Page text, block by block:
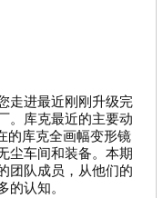
走进最近刚刚升级完
。库克最近的主要动
的库克全画幅变形镜
尘车间和装备。本期
团队成员，从他们的
认知。